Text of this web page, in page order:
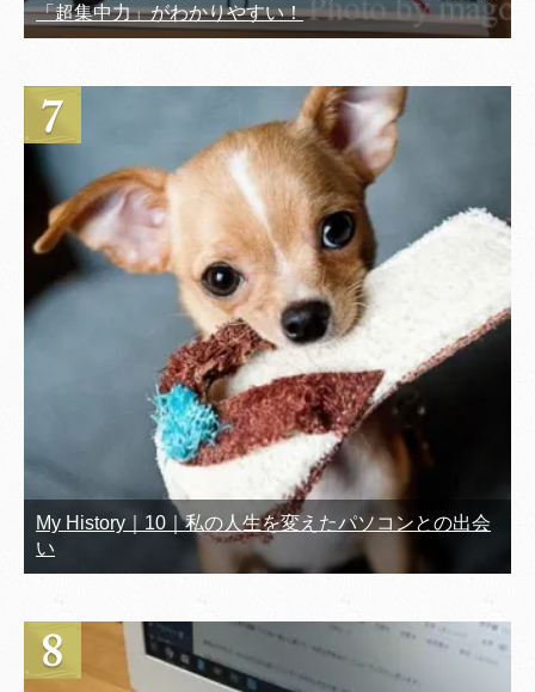
「超集中力」がわかりやすい！
My History｜10｜私の人生を変えたパソコンとの出会
い